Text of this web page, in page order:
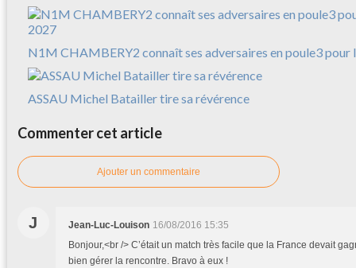
N1M CHAMBERY2 connaît ses adversaires en poule3 pour
ASSAU Michel Batailler tire sa révérence
Commenter cet article
Ajouter un commentaire
J Jean-Luc-Louison 16/08/2016 15:35
Bonjour,<br /> C’était un match très facile que la France devait
bien gérer la rencontre. Bravo à eux !